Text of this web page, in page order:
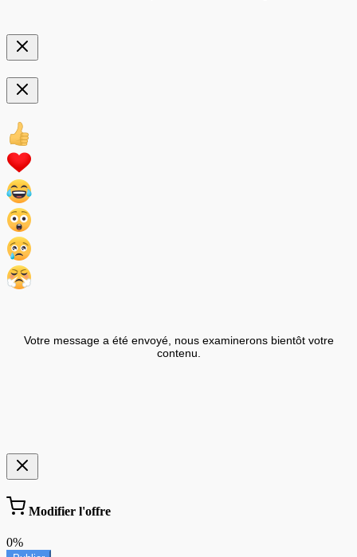
Votre message a été envoyé, nous examinerons bientôt votre
contenu.
Modifier l'offre
0%